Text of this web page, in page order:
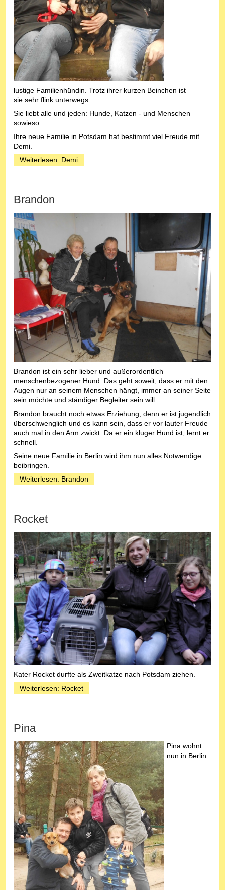
lustige Familienhündin. Trotz ihrer kurzen Beinchen ist
sie sehr flink unterwegs.
Sie liebt alle und jeden: Hunde, Katzen - und Menschen
sowieso.
Ihre neue Familie in Potsdam hat bestimmt viel Freude mit
Demi.
Weiterlesen: Demi
Brandon
Brandon ist ein sehr lieber und außerordentlich
menschenbezogener Hund. Das geht soweit, dass er mit den
Augen nur an seinem Menschen hängt, immer an seiner Seite
sein möchte und ständiger Begleiter sein will.
Brandon braucht noch etwas Erziehung, denn er ist jugendlich
überschwenglich und es kann sein, dass er vor lauter Freude
auch mal in den Arm zwickt. Da er ein kluger Hund ist, lernt er
schnell.
Seine neue Familie in Berlin wird ihm nun alles Notwendige
beibringen.
Weiterlesen: Brandon
Rocket
Kater Rocket durfte als Zweitkatze nach Potsdam ziehen.
Weiterlesen: Rocket
Pina
Pina wohnt
nun in Berlin.